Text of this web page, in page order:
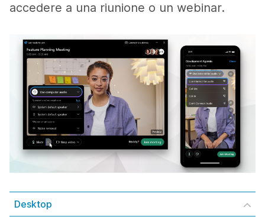
accedere a una riunione o un webinar.
Desktop